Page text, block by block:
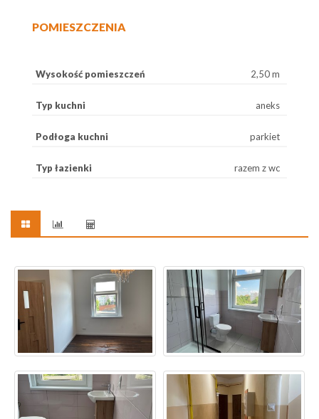
POMIESZCZENIA
Wysokość pomieszczeń 2,50 m
Typ kuchni aneks
Podłoga kuchni parkiet
Typ łazienki razem z wc